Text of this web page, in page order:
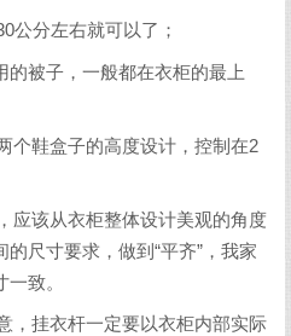
公分左右就可以了；
被子，一般都在衣柜的最上
个鞋盒子的高度设计，控制在2
应该从衣柜整体设计美观的角度
尺寸要求，做到“平齐”，我家
致。
，挂衣杆一定要以衣柜内部实际